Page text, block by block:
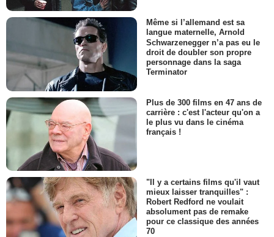
Même si l’allemand est sa
langue maternelle, Arnold
Schwarzenegger n’a pas eu le
droit de doubler son propre
personnage dans la saga
Terminator
Plus de 300 films en 47 ans de
carrière : c'est l'acteur qu'on a
le plus vu dans le cinéma
français !
"Il y a certains films qu'il vaut
mieux laisser tranquilles" :
Robert Redford ne voulait
absolument pas de remake
pour ce classique des années
70